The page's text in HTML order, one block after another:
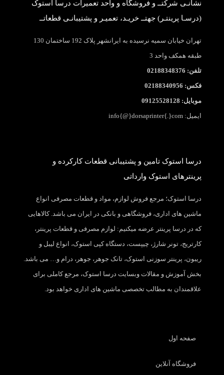
نشانـی شرکتــ و فروشگاه و واحد تعمیرات درسا استوک
(درسـا پرینتـر) جهتــ خریـد، تعمیـر و پشتیبانـی قطعاتــ
تهران خیابان سمیه نرسیده به ایرانشهر پلاک 192 ساختمان 130
طبقه همکف واحد 3
تلفن: 02188348376
فکس: 02188340956
موبایل: 09125528128
ایمیل: info{@}dorsaprinter{.}com
درسا استوک تامین و پشتیبانی قطعات کارکرده و
پرینترهای استوک وارداتی
درسا استوک؛ مرجع فروش لوازم، مواد و قطعات مصرفی انواع
ماشین های اداری، فروشگاهی و بانکی در ایران می باشد. کالاهایی
که در درسا پرینتر عرضه میکنیم: لوازم مصرفی و قطعات پرینتر،
کارتریج، تونر شارژ، چیپست، دستگاه کپی استوک، انواع لیبل و
ریبون، پرینتر سوزنی استوک، تانک جوهر، جوهر، درام و… می باشد.
بخش آموزش و مقالات وبسایت درسا استوک، مرجع کاملی برای
علاقمندان به مطالب تخصصی ماشین های اداری خواهد بود.
صفحه اول
فروشگاه آنلاین